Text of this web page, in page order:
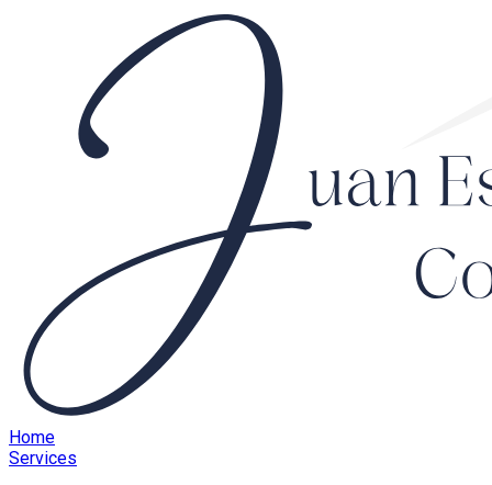
Home
Services